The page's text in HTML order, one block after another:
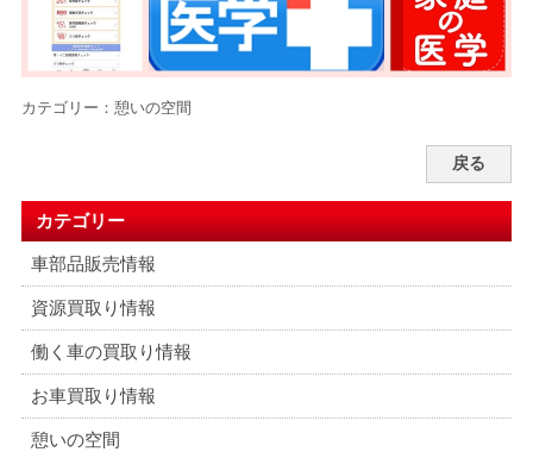
カテゴリー： 憩いの空間
戻る
カテゴリー
車部品販売情報
資源買取り情報
働く車の買取り情報
お車買取り情報
憩いの空間